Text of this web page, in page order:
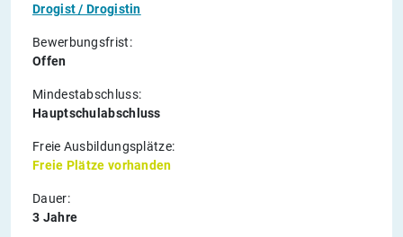
Drogist / Drogistin
Bewerbungsfrist:
Offen
Mindestabschluss:
Hauptschulabschluss
Freie Ausbildungsplätze:
Freie Plätze vorhanden
Dauer:
3 Jahre